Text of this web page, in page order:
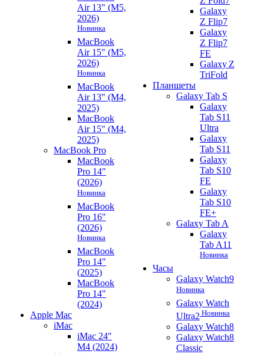
Air 13" (M5,
2026)
Новинка
MacBook
Air 15" (M5,
2026)
Новинка
MacBook
Air 13" (M4,
2025)
MacBook
Air 15" (M4,
2025)
MacBook Pro
MacBook
Pro 14"
(2026)
Новинка
MacBook
Pro 16"
(2026)
Новинка
MacBook
Pro 14"
(2025)
MacBook
Pro 14"
(2024)
Apple Mac
iMac
iMac 24"
M4 (2024)
Galaxy
Z Flip7
Galaxy
Z Flip7
FE
Galaxy Z
TriFold
Планшеты
Galaxy Tab S
Galaxy
Tab S11
Ultra
Galaxy
Tab S11
Galaxy
Tab S10
FE
Galaxy
Tab S10
FE+
Galaxy Tab A
Galaxy
Tab A11
Новинка
Часы
Galaxy Watch9
Новинка
Galaxy Watch
Ultra2 Новинка
Galaxy Watch8
Galaxy Watch8
Classic